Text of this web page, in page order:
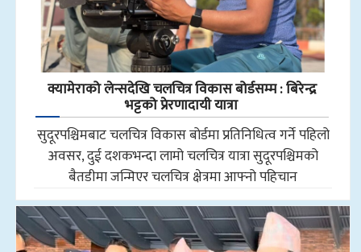
क्यामेराको लेन्सदेखि चलचित्र विकास बोर्डसम्म : बिरेन्द्र
भट्टको प्रेरणादायी यात्रा
सुदूरपश्चिमबाट चलचित्र विकास बोर्डमा प्रतिनिधित्व गर्ने पहिलो
अवसर, दुई दशकभन्दा लामो चलचित्र यात्रा सुदूरपश्चिमको
बैतडीमा जन्मिएर चलचित्र क्षेत्रमा आफ्नो पहिचान